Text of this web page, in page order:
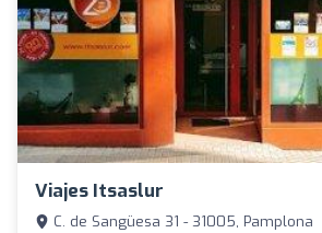
Viajes Itsaslur
C. de Sangüesa 31 - 31005, Pamplona